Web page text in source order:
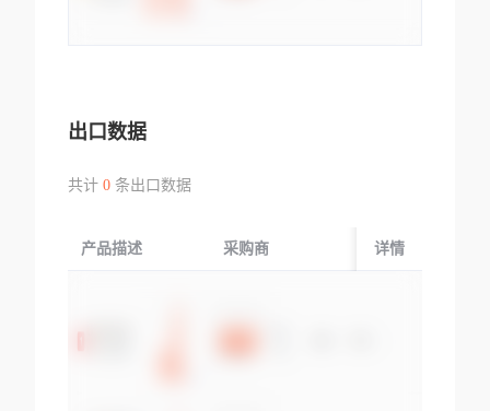
出口数据
共计 0条出口数据
产品描述 采购商 起运国/地区
详情